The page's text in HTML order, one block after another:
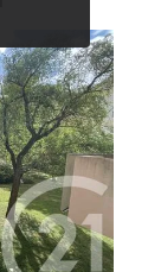
équipé